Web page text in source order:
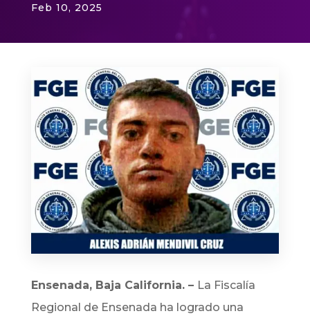
Feb 10, 2025
Ensenada, Baja California. – La Fiscalía
Regional de Ensenada ha logrado una